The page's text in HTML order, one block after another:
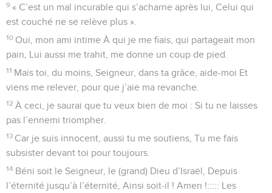
9 « C’est un mal incurable qui s’acharne après lui, Celui qui
est couché ne se relève plus ».
10 Oui, mon ami intime À qui je me fiais, qui partageait mon
pain, Lui aussi me trahit, me donne un coup de pied.
11 Mais toi, du moins, Seigneur, dans ta grâce, aide-moi Et
viens me relever, pour que j’aie ma revanche.
12 À ceci, je saurai que tu veux bien de moi : Si tu ne laisses
pas l’ennemi triompher.
13 Car je suis innocent, aussi tu me soutiens, Tu me fais
subsister devant toi pour toujours.
14 Béni soit le Seigneur, le (grand) Dieu d’Israël, Depuis
l’éternité jusqu’à l’éternité, Ainsi soit-il ! Amen !::::: Les